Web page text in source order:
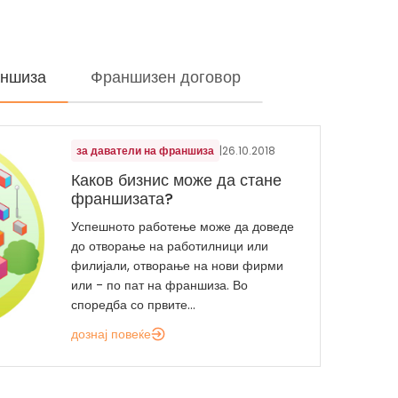
Франшизен договор
за даватели на франшиза |26.10.2018
Каков бизнис може да стане
франшизата?
Успешното работење може да доведе
до отворање на работилници или
филијали, отворање на нови фирми
или - по пат на франшиза. Во
споредба со првите...
дознај повеќе